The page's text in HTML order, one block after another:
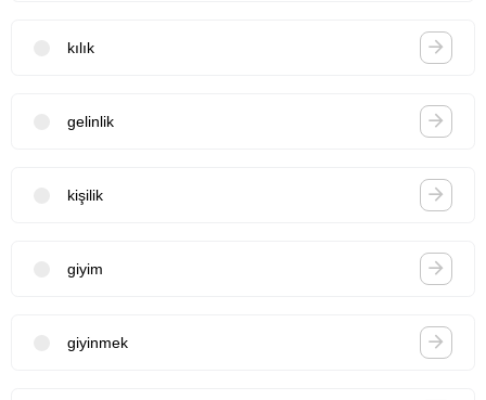
kılık
gelinlik
kişilik
giyim
giyinmek